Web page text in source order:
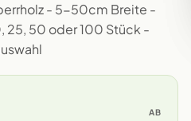
- 5-50cm Breite -
25, 50 oder 100 Stück -
AB